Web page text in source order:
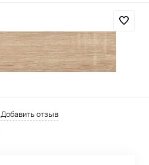
Добавить отзыв